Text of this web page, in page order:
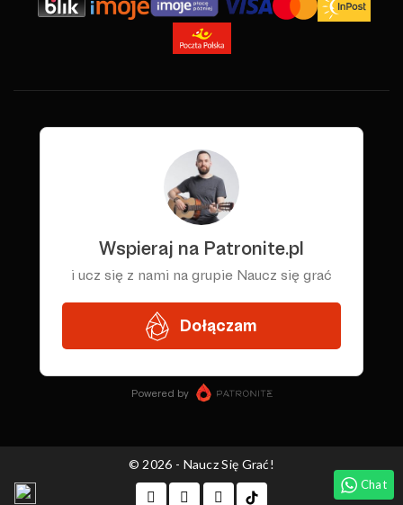
© 2026 - Naucz Się Grać!
Chat